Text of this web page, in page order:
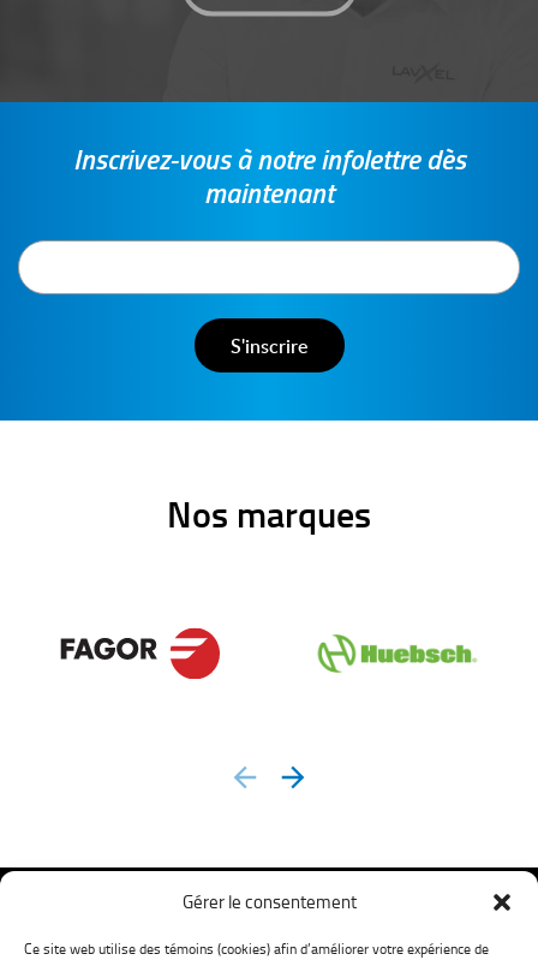
Gérer le consentement
Ce site web utilise des témoins (cookies) afin d’améliorer votre expérience de
Inscrivez-vous à notre infolettre dès
maintenant
Nos marques
prev next